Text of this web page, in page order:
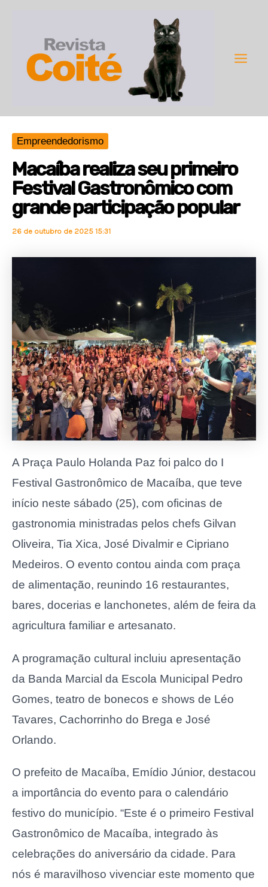
conteúdo
Empreendedorismo
Macaíba realiza seu primeiro
Festival Gastronômico com
grande participação popular
26 de outubro de 2025 15:31
A Praça Paulo Holanda Paz foi palco do I
Festival Gastronômico de Macaíba, que teve
início neste sábado (25), com oficinas de
gastronomia ministradas pelos chefs Gilvan
Oliveira, Tia Xica, José Divalmir e Cipriano
Medeiros. O evento contou ainda com praça
de alimentação, reunindo 16 restaurantes,
bares, docerias e lanchonetes, além de feira da
agricultura familiar e artesanato.
A programação cultural incluiu apresentação
da Banda Marcial da Escola Municipal Pedro
Gomes, teatro de bonecos e shows de Léo
Tavares, Cachorrinho do Brega e José
Orlando.
O prefeito de Macaíba, Emídio Júnior, destacou
a importância do evento para o calendário
festivo do município. “Este é o primeiro Festival
Gastronômico de Macaíba, integrado às
celebrações do aniversário da cidade. Para
nós é maravilhoso vivenciar este momento que